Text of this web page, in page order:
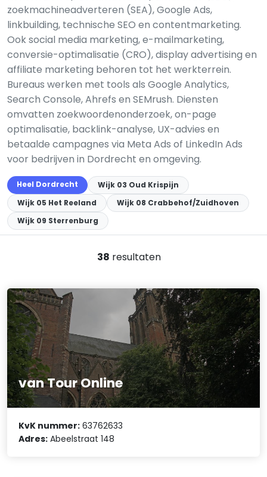
zoekmachineadverteren (SEA), Google Ads,
linkbuilding, technische SEO en contentmarketing.
Ook social media marketing, e-mailmarketing,
conversie-optimalisatie (CRO), display advertising en
affiliate marketing behoren tot het werkterrein.
Bureaus werken met tools als Google Analytics,
Search Console, Ahrefs en SEMrush. Diensten
omvatten zoekwoordenonderzoek, on-page
optimalisatie, backlink-analyse, UX-advies en
betaalde campagnes via Meta Ads of LinkedIn Ads
voor bedrijven in Dordrecht en omgeving.
Heel Dordrecht
Wijk 03 Oud Krispijn
Wijk 05 Het Reeland
Wijk 08 Crabbehof/Zuidhoven
Wijk 09 Sterrenburg
38 resultaten
van Tour Online
KvK nummer: 63762633
Adres: Abeelstraat 148